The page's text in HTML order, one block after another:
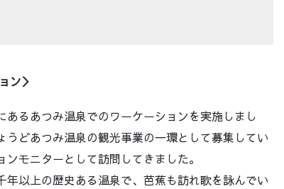
ン＞
あるあつみ温泉でのワーケーションを実施しまし
うどあつみ温泉の観光事業の一環として募集してい
ンモニターとして訪問してきました。
年以上の歴史ある温泉で、芭蕉も訪れ歌を詠んでい